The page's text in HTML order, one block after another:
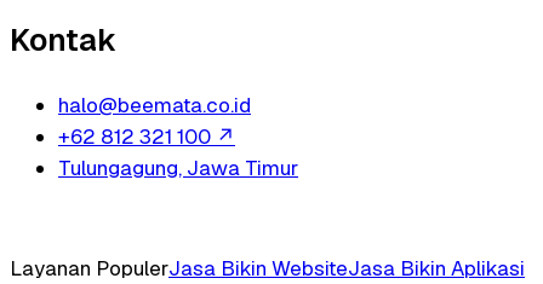
Kontak
halo@beemata.co.id
+62 812 321 100 ↗
Tulungagung, Jawa Timur
Layanan PopulerJasa Bikin WebsiteJasa Bikin Aplikasi